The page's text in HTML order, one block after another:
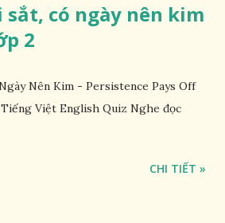
sắt, có ngày nên kim
2
Nên Kim - Persistence Pays Off
Việt English Quiz Nghe đọc
CHI TIẾT »